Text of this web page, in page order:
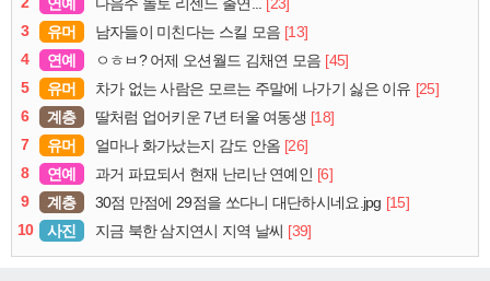
3
유머 남자들이 미친다는 스킬 모음 [13]
4
연예 ㅇㅎㅂ? 어제 오션월드 김채연 모음 [45]
5
유머 차가 없는 사람은 모르는 주말에 나가기 싫은 이유 [25]
6
계층 딸처럼 업어키운 7년 터울 여동생 [18]
7
유머 얼마나 화가났는지 감도 안옴 [26]
8
연예 과거 파묘되서 현재 난리난 연예인 [6]
9
계층 30점 만점에 29점을 쏘다니 대단하시네요.jpg [15]
10
사진 지금 북한 삼지연시 지역 날씨 [39]